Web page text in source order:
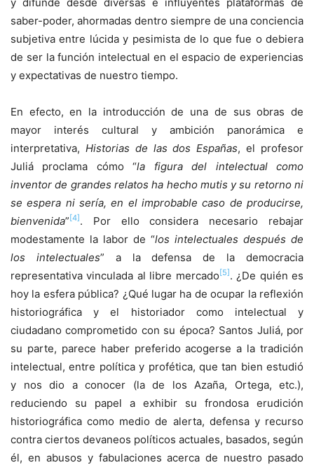
saber-poder, ahormadas dentro siempre de una conciencia
subjetiva entre lúcida y pesimista de lo que fue o debiera
de ser la función intelectual en el espacio de experiencias
y expectativas de nuestro tiempo.
En efecto, en la introducción de una de sus obras de
mayor interés cultural y ambición panorámica e
interpretativa, Historias de las dos Españas, el profesor
Juliá proclama cómo “la figura del intelectual como
inventor de grandes relatos ha hecho mutis y su retorno ni
se espera ni sería, en el improbable caso de producirse,
bienvenida” [4] . Por ello considera necesario rebajar
modestamente la labor de “los intelectuales después de
los intelectuales” a la defensa de la democracia
representativa vinculada al libre mercado [5] . ¿De quién es
hoy la esfera pública? ¿Qué lugar ha de ocupar la reflexión
historiográfica y el historiador como intelectual y
ciudadano comprometido con su época? Santos Juliá, por
su parte, parece haber preferido acogerse a la tradición
intelectual, entre política y profética, que tan bien estudió
y nos dio a conocer (la de los Azaña, Ortega, etc.),
reduciendo su papel a exhibir su frondosa erudición
historiográfica como medio de alerta, defensa y recurso
contra ciertos devaneos políticos actuales, basados, según
él, en abusos y fabulaciones acerca de nuestro pasado